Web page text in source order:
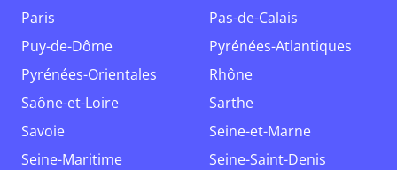
Paris
Pas-de-Calais
Puy-de-Dôme
Pyrénées-Atlantiques
Pyrénées-Orientales
Rhône
Saône-et-Loire
Sarthe
Savoie
Seine-et-Marne
Seine-Maritime
Seine-Saint-Denis